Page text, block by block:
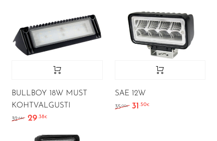
BULLBOY 18W MUST
KOHTVALGUSTI
32.64€ Algne hind oli: 32.64€.
29.38€
SAE 12W
35.00€ Algne hind oli: 35.00€.
31.50€